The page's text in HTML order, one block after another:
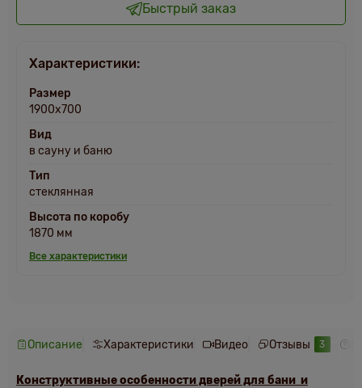
Быстрый заказ
Характеристики:
Размер
1900х700
Вид
в сауну и баню
Тип
стеклянная
Высота по коробу
1870 мм
Все характеристики
Описание Характеристики Видео Отзывы 3
Конструктивные особенности дверей для бани и